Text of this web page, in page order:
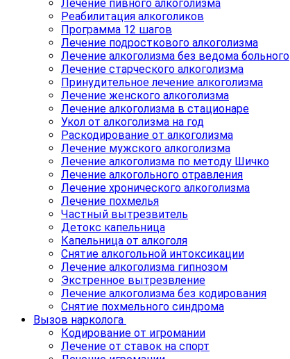
Лечение пивного алкоголизма
Реабилитация алкоголиков
Программа 12 шагов
Лечение подросткового алкоголизма
Лечение алкоголизма без ведома больного
Лечение старческого алкоголизма
Принудительное лечение алкоголизма
Лечение женского алкоголизма
Лечение алкоголизма в стационаре
Укол от алкоголизма на год
Раскодирование от алкоголизма
Лечение мужского алкоголизма
Лечение алкоголизма по методу Шичко
Лечение алкогольного отравления
Лечение хронического алкоголизма
Лечение похмелья
Частный вытрезвитель
Детокс капельница
Капельница от алкоголя
Снятие алкогольной интоксикации
Лечение алкоголизма гипнозом
Экстренное вытрезвление
Лечение алкоголизма без кодирования
Снятие похмельного синдрома
Вызов нарколога
Кодирование от игромании
Лечение от ставок на спорт